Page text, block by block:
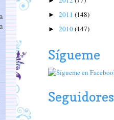
► 2011 (148)
► 2010(147)
Sígueme
Seguidores